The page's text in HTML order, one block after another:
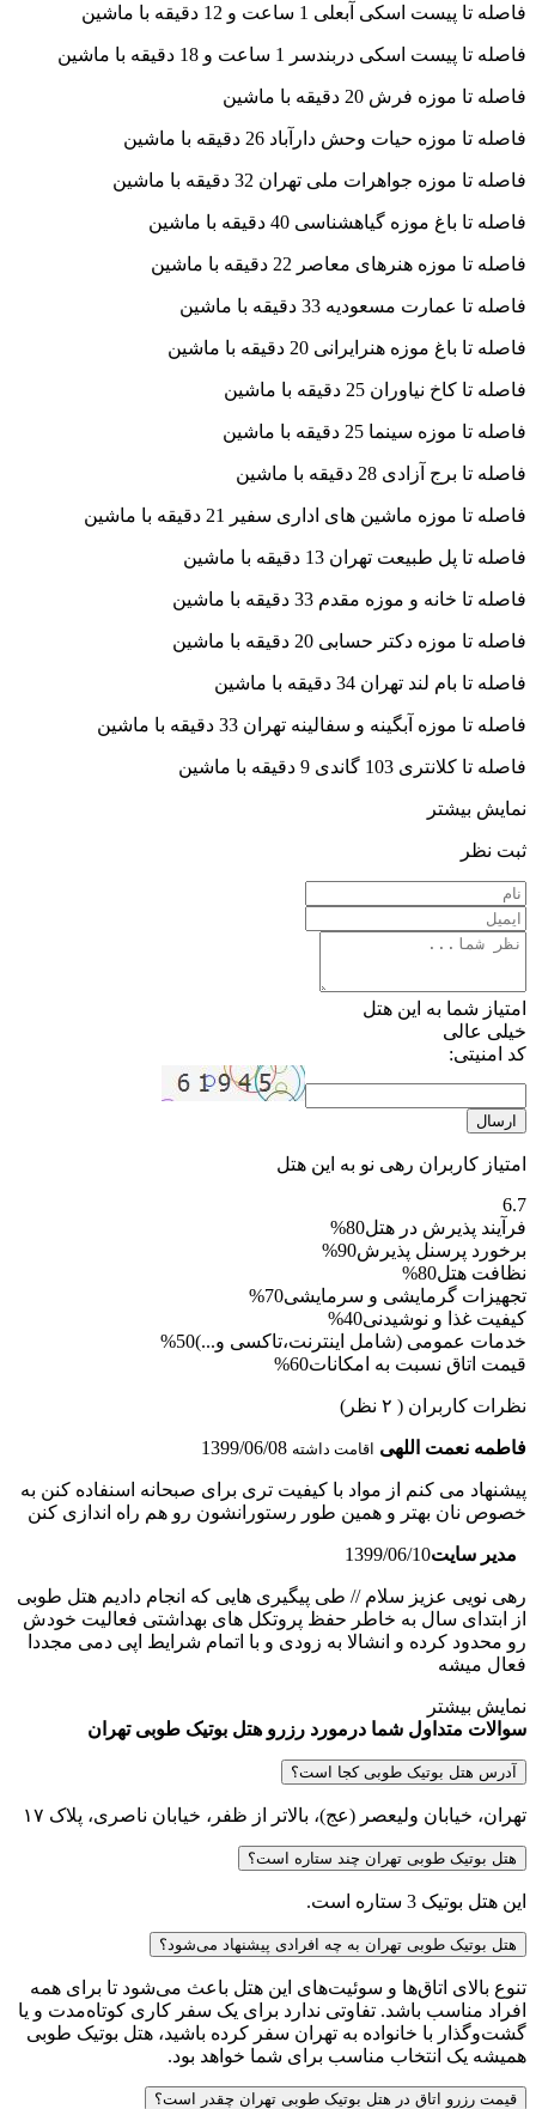
فاصله تا پیست اسکی آبعلی 1 ساعت و 12 دقیقه با ماشین
فاصله تا پیست اسکی دربندسر 1 ساعت و 18 دقیقه با ماشین
فاصله تا موزه فرش 20 دقیقه با ماشین
فاصله تا موزه حیات وحش دارآباد 26 دقیقه با ماشین
فاصله تا موزه جواهرات ملی تهران 32 دقیقه با ماشین
فاصله تا باغ موزه گیاهشناسی 40 دقیقه با ماشین
فاصله تا موزه هنرهای معاصر 22 دقیقه با ماشین
فاصله تا عمارت مسعودیه 33 دقیقه با ماشین
فاصله تا باغ موزه هنرایرانی 20 دقیقه با ماشین
فاصله تا کاخ نیاوران 25 دقیقه با ماشین
فاصله تا موزه سینما 25 دقیقه با ماشین
فاصله تا برج آزادی 28 دقیقه با ماشین
فاصله تا موزه ماشین های اداری سفیر 21 دقیقه با ماشین
فاصله تا پل طبیعت تهران 13 دقیقه با ماشین
فاصله تا خانه و موزه مقدم 33 دقیقه با ماشین
فاصله تا موزه دکتر حسابی 20 دقیقه با ماشین
فاصله تا بام لند تهران 34 دقیقه با ماشین
فاصله تا موزه آبگینه و سفالینه تهران 33 دقیقه با ماشین
فاصله تا کلانتری 103 گاندی 9 دقیقه با ماشین
نمایش بیشتر
ثبت نظر
امتیاز شما به این هتل
خیلی عالی
کد امنیتی:
ارسال
امتیاز کاربران رهی نو به این هتل
6.7
فرآیند پذیرش در هتل80%
برخورد پرسنل پذیرش90%
نظافت هتل80%
تجهیزات گرمایشی و سرمایشی70%
کیفیت غذا و نوشیدنی40%
خدمات عمومی (شامل اینترنت،تاکسی و...)50%
قیمت اتاق نسبت به امکانات60%
نظرات کاربران ( ۲ نظر)
فاطمه نعمت اللهی اقامت داشته 1399/06/08
پیشنهاد می کنم از مواد با کیفیت تری برای صبحانه اسنفاده کنن به
خصوص نان بهتر و همین طور رستورانشون رو هم راه اندازی کنن
مدیر سایت1399/06/10
رهی نویی عزیز سلام // طی پیگیری هایی که انجام دادیم هتل طوبی
از ابتدای سال به خاطر حفظ پروتکل های بهداشتی فعالیت خودش
رو محدود کرده و انشالا به زودی و با اتمام شرایط اپی دمی مجددا
فعال میشه
نمایش بیشتر
سوالات متداول شما درمورد رزرو هتل بوتیک طوبی تهران
آدرس هتل بوتیک طوبی کجا است؟
تهران، خیابان ولیعصر (عج)، بالاتر از ظفر، خیابان ناصری، پلاک ۱۷
هتل بوتیک طوبی تهران چند ستاره است؟
این هتل بوتیک 3 ستاره است.
هتل بوتیک طوبی تهران به چه افرادی پیشنهاد می‌شود؟
تنوع بالای اتاق‌ها و سوئیت‌های این هتل باعث می‌شود تا برای همه
افراد مناسب باشد. تفاوتی ندارد برای یک سفر کاری کوتاه‌مدت و یا
گشت‌وگذار با خانواده به تهران سفر کرده باشید، هتل بوتیک طوبی
همیشه یک انتخاب مناسب برای شما خواهد بود.
قیمت رزرو اتاق در هتل بوتیک طوبی تهران چقدر است؟